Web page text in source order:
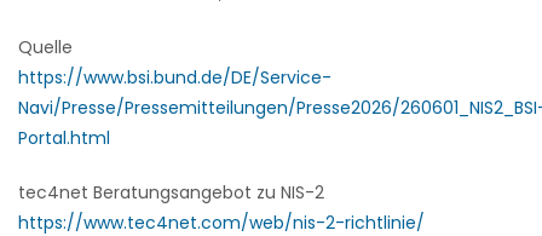
Quelle
https://www.bsi.bund.de/DE/Service-
Navi/Presse/Pressemitteilungen/Presse2026/
Portal.html
tec4net Beratungsangebot zu NIS-2
https://www.tec4net.com/web/nis-2-richtlinie/